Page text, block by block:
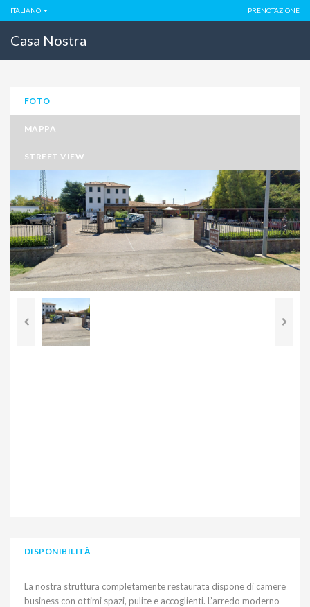
ITALIANO PRENOTAZIONE
Casa Nostra
FOTO
MAPPA
STREET VIEW
DISPONIBILITÀ
La nostra struttura completamente restaurata dispone di camere
business con ottimi spazi, pulite e accoglienti. L’arredo moderno